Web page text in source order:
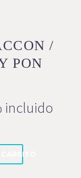
/
PON
incluido